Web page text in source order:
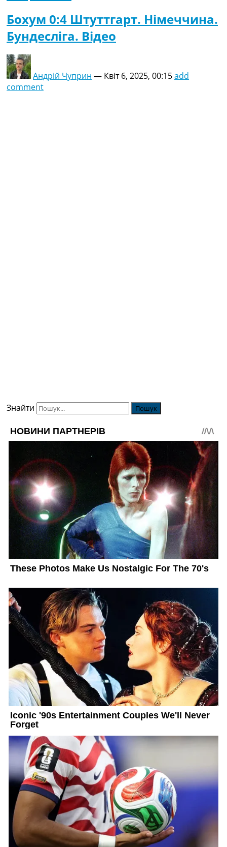
Бохум 0:4 Штуттгарт. Німеччина.
Бундесліга. Відео
Андрій Чуприн — Квіт 6, 2025, 00:15add
comment
Знайти